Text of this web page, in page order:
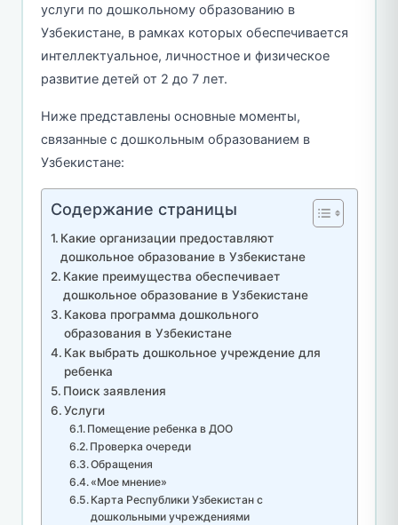
услуги по дошкольному образованию в
Узбекистане, в рамках которых обеспечивается
интеллектуальное, личностное и физическое
развитие детей от 2 до 7 лет.
Ниже представлены основные моменты,
связанные с дошкольным образованием в
Узбекистане:
Содержание страницы
Какие организации предоставляют
дошкольное образование в Узбекистане
Какие преимущества обеспечивает
дошкольное образование в Узбекистане
Какова программа дошкольного
образования в Узбекистане
Как выбрать дошкольное учреждение для
ребенка
Поиск заявления
Услуги
Помещение ребенка в ДОО
Проверка очереди
Обращения
«Мое мнение»
Карта Республики Узбекистан с
дошкольными учреждениями